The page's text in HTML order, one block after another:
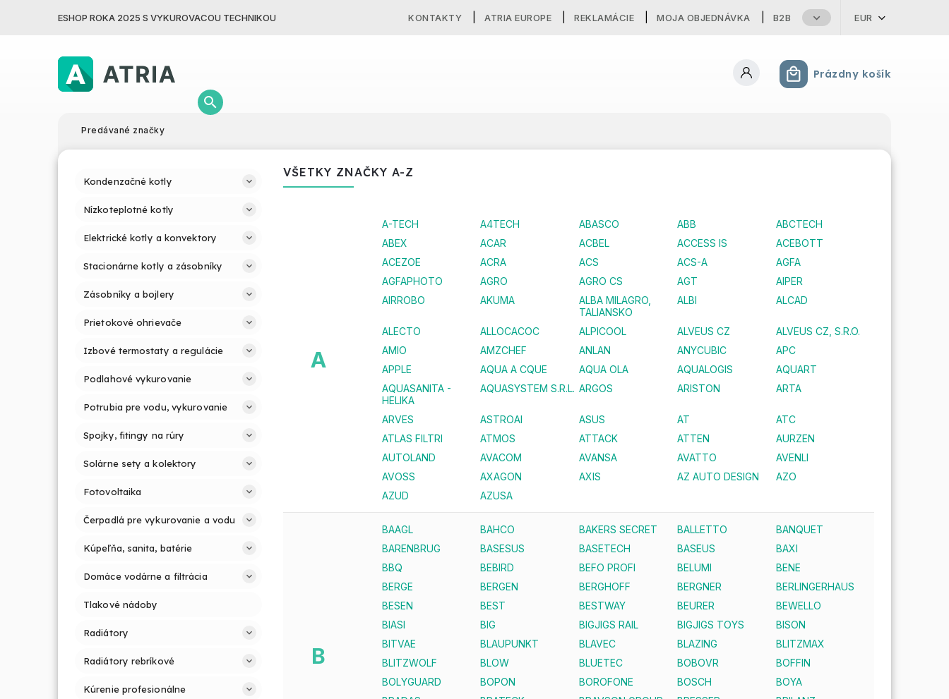
ESHOP ROKA 2025 S VYKUROVACOU TECHNIKOU KONTAKTY ATRIA EUROPE REKLAMÁCIE MOJA OBJEDNÁVKA B2B EUR
Nákupný košík
Prázdny košík
Predávané značky
Kondenzačné kotly
Nízkoteplotné kotly
Elektrické kotly a konvektory
Stacionárne kotly a zásobníky
Zásobníky a bojlery
Prietokové ohrievače
Izbové termostaty a regulácie
Podlahové vykurovanie
Potrubia pre vodu, vykurovanie
Spojky, fitingy na rúry
Solárne sety a kolektory
Fotovoltaika
Čerpadlá pre vykurovanie a vodu
Kúpeľňa, sanita, batérie
Domáce vodárne a filtrácia
Tlakové nádoby
Radiátory
Radiátory rebríkové
Kúrenie profesionálne
VŠETKY ZNAČKY A-Z
A
A-TECH A4TECH ABASCO ABB
ABCTECH
ABEX
ACAR ACBEL ACCESS IS
ACEBOTT
ACEZOE
ACRA ACS ACS-A
AGFA
AGFAPHOTO
AGRO AGRO CS AGT
AIPER
AIRROBO
AKUMA
ALBA MILAGRO,
TALIANSKO
ALBI ALCAD
ALECTO ALLOCACOC ALPICOOL ALVEUS CZ
ALVEUS CZ, S.R.O.
AMIO
AMZCHEF ANLAN ANYCUBIC
APC
APPLE
AQUA A CQUE AQUA OLA AQUALOGIS
AQUART
AQUASANITA -
HELIKA
AQUASYSTEM S.R.L. ARGOS ARISTON ARTA
ARVES ASTROAI ASUS AT
ATC
ATLAS FILTRI
ATMOS ATTACK ATTEN
AURZEN
AUTOLAND
AVACOM AVANSA AVATTO
AVENLI
AVOSS
AXAGON AXIS AZ AUTO DESIGN
AZO
AZUD
AZUSA
B
BAAGL BAHCO BAKERS SECRET BALLETTO
BANQUET
BARENBRUG
BASESUS BASETECH BASEUS
BAXI
BBQ
BEBIRD BEFO PROFI BELUMI
BENE
BERGE
BERGEN BERGHOFF BERGNER
BERLINGERHAUS
BESEN
BEST BESTWAY BEURER
BEWELLO
BIASI
BIG BIGJIGS RAIL BIGJIGS TOYS
BISON
BITVAE
BLAUPUNKT BLAVEC BLAZING
BLITZMAX
BLITZWOLF
BLOW BLUETEC BOBOVR
BOFFIN
BOLYGUARD
BOPON BOROFONE BOSCH
BOYA